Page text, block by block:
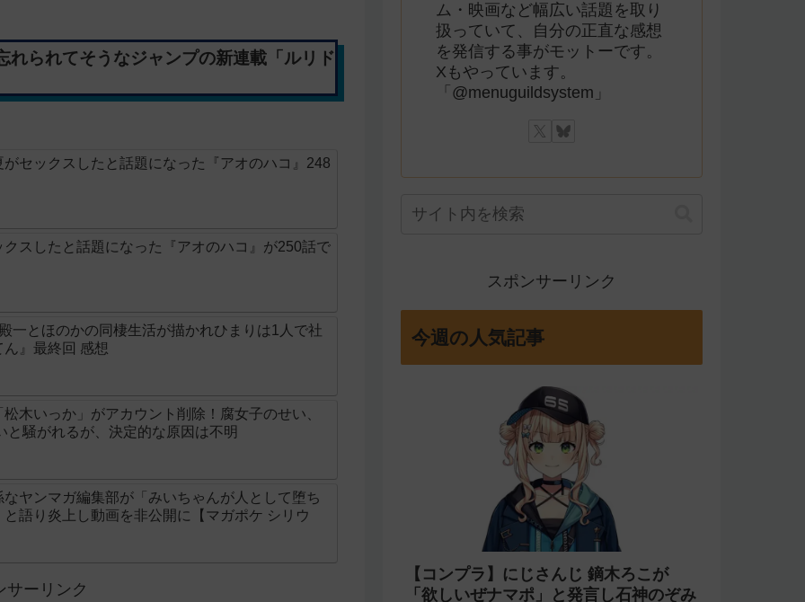
られてそうなジャンプの新連載「ルリド
セックスしたと話題になった『アオのハコ』248
スしたと話題になった『アオのハコ』が250話で
一とほのかの同棲生活が描かれひまりは1人で社
』最終回 感想
木いっか」がアカウント削除！腐女子のせい、
と騒がれるが、決定的な原因は不明
ヤンマガ編集部が「みいちゃんが人として堕ち
語り炎上し動画を非公開に【マガポケ シリウ
サーリンク
ム・映画など幅広い話題を取り
扱っていて、自分の正直な感想
を発信する事がモットーです。
Xもやっています。
「@menuguildsystem」
スポンサーリンク